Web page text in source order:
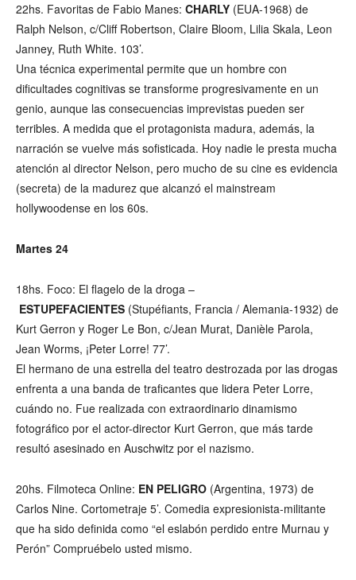
22hs. Favoritas de Fabio Manes: CHARLY (EUA-1968) de
Ralph Nelson, c/Cliff Robertson, Claire Bloom, Lilia Skala, Leon
Janney, Ruth White. 103’.
Una técnica experimental permite que un hombre con
dificultades cognitivas se transforme progresivamente en un
genio, aunque las consecuencias imprevistas pueden ser
terribles. A medida que el protagonista madura, además, la
narración se vuelve más sofisticada. Hoy nadie le presta mucha
atención al director Nelson, pero mucho de su cine es evidencia
(secreta) de la madurez que alcanzó el mainstream
hollywoodense en los 60s.
Martes 24
18hs. Foco: El flagelo de la droga –
ESTUPEFACIENTES (Stupéfiants, Francia / Alemania-1932) de
Kurt Gerron y Roger Le Bon, c/Jean Murat, Danièle Parola,
Jean Worms, ¡Peter Lorre! 77’.
El hermano de una estrella del teatro destrozada por las drogas
enfrenta a una banda de traficantes que lidera Peter Lorre,
cuándo no. Fue realizada con extraordinario dinamismo
fotográfico por el actor-director Kurt Gerron, que más tarde
resultó asesinado en Auschwitz por el nazismo.
20hs. Filmoteca Online: EN PELIGRO (Argentina, 1973) de
Carlos Nine. Cortometraje 5’. Comedia expresionista-militante
que ha sido definida como “el eslabón perdido entre Murnau y
Perón” Compruébelo usted mismo.